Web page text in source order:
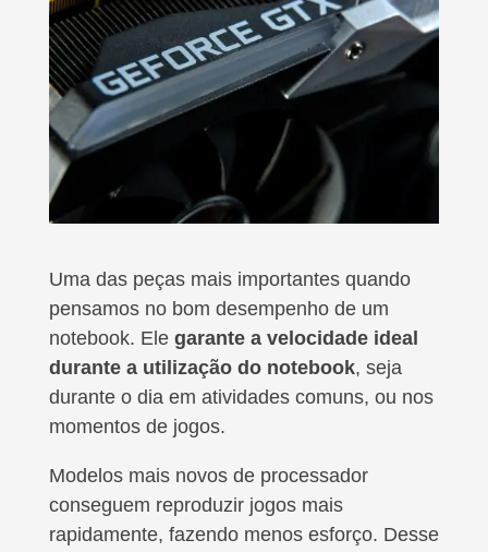
Uma das peças mais importantes quando
pensamos no bom desempenho de um
notebook. Ele garante a velocidade ideal
durante a utilização do notebook, seja
durante o dia em atividades comuns, ou nos
momentos de jogos.
Modelos mais novos de processador
conseguem reproduzir jogos mais
rapidamente, fazendo menos esforço. Desse